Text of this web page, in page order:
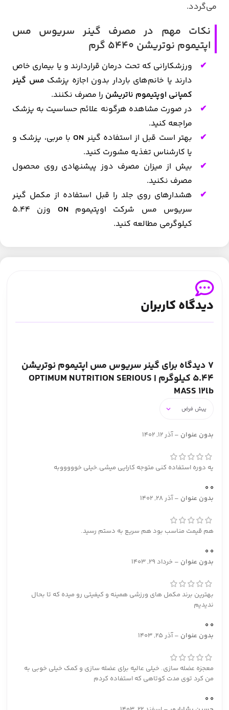
می‌گردد.
نکات مهم در مصرف گینر سریوس مس
اپتیموم نوتریشن 5440 گرم
ورزشکارانی که تحت درمان قراردارند و یا بیماری خاص
دارند یا خانم‌های باردار بدون اجازه پزشک مس گینر
کمپانی اوپتیموم ناتریشن را مصرف نکنند.
در صورت مشاهده هرگونه علائم حساسیت به پزشک
مراجعه کنید.
بهتر است قبل از استفاده گینر ONبا مربی، پزشک و
یا کارشناس تغذیه مشورت کنید.
بیش از میزان مصرف دوز پیشنهادی روی محصول
مصرف نکنید.
هشدارهای روی جلد را قبل استفاده از مکمل گینر
سریوس مس شرکت اوپتیموم ON
وزن 5.44
کیلوگرمی مطالعه کنید.
دیدگاه کاربران
7 دیدگاه برای
گینر سریوس مس اپتیموم نوتریشن
5.44 کیلوگرم | OPTIMUM NUTRITION SERIOUS
MASS 12lb
بدون عنوان –آذر 12, 1402
یه دوره استفاده کنی متوجه کارایی میشی.خیلی خوووووبه
0
0
بدون عنوان –آذر 28, 1402
هم قیمت مناسب بود هم سریع به دستم رسید.
0
0
بدون عنوان – خرداد 29, 1403
بهترین برند مکمل های ورزشی همینه و کیفیتی رو میده که تا بحال
ندیدیم
0
0
بدون عنوان –آذر 25, 1403
معجزه عضله سازی. خیلی عالیه برای عضله سازی و کمک خیلی خوبی به
من کرد توی مدت کوتاهی که استفاده کردم
0
0